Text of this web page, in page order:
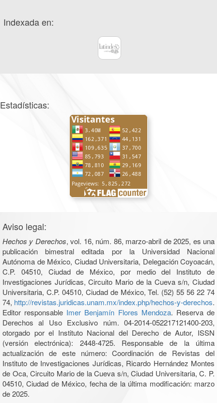
Indexada en:
Estadísticas:
Aviso legal:
Hechos y Derechos, vol. 16, núm. 86, marzo-abril de 2025, es una
publicación bimestral editada por la Universidad Nacional
Autónoma de México, Ciudad Universitaria, Delegación Coyoacán,
C.P. 04510, Ciudad de México, por medio del Instituto de
Investigaciones Jurídicas, Circuito Mario de la Cueva s/n, Ciudad
Universitaria, C.P. 04510, Ciudad de México, Tel. (52) 55 56 22 74
74, http://revistas.juridicas.unam.mx/index.php/hechos-y-derechos.
Editor responsable Imer Benjamín Flores Mendoza. Reserva de
Derechos al Uso Exclusivo núm. 04-2014-052217121400-203,
otorgado por el Instituto Nacional del Derecho de Autor, ISSN
(versión electrónica): 2448-4725. Responsable de la última
actualización de este número: Coordinación de Revistas del
Instituto de Investigaciones Jurídicas, Ricardo Hernández Montes
de Oca, Circuito Mario de la Cueva s/n, Ciudad Universitaria, C. P.
04510, Ciudad de México, fecha de la última modificación: marzo
de 2025.